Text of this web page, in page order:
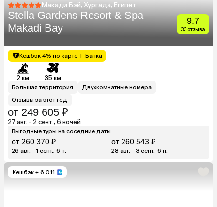
Макади Бэй, Хургада, Египет
Stella Gardens Resort & Spa
Makadi Bay
9.7
33 отзыва
Кешбэк 4% по карте Т-Банка
2 км 35 км
Большая территория
Двухкомнатные номера
Отзывы за этот год
от 249 605 ₽
27 авг. - 2 сент., 6 ночей
Выгодные туры на соседние даты
от 260 370 ₽
26 авг. - 1 сент., 6 н.
от 260 543 ₽
28 авг. - 3 сент., 6 н.
Кешбэк + 6 011